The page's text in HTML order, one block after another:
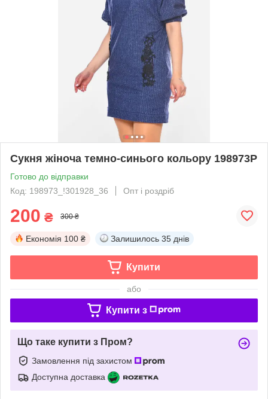
Сукня жіноча темно-синього кольору 198973P
Готово до відправки
Код: 198973_!301928_36
Опт і роздріб
200 ₴ 300 ₴
Економія 100 ₴ Залишилось 35 днів
Купити
або
Купити з
Що таке купити з Пром?
Замовлення під захистом
Доступна доставка